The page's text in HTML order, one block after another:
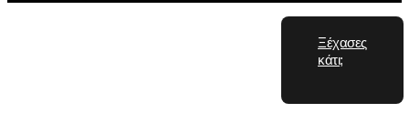
Ξέχασες
κάτι;